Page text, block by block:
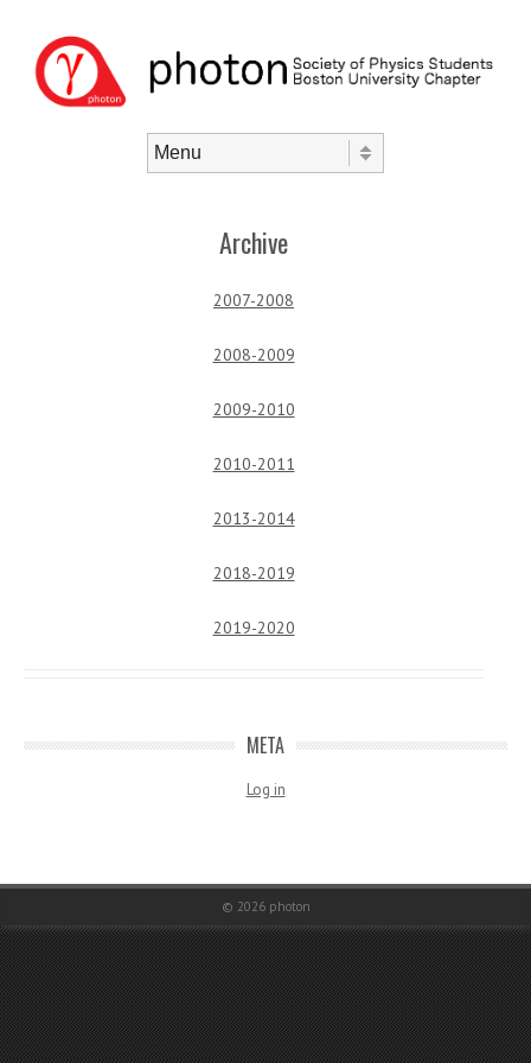
Archive
2007-2008
2008-2009
2009-2010
2010-2011
2013-2014
2018-2019
2019-2020
META
Log in
© 2026 photon